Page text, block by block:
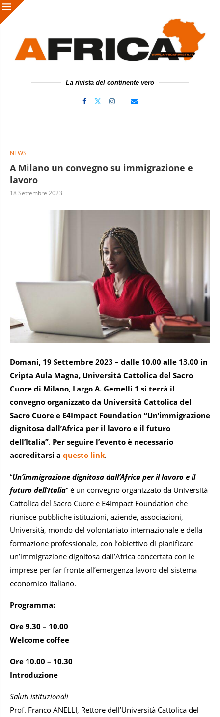
La rivista del continente vero
NEWS
A Milano un convegno su immigrazione e
lavoro
18 Settembre 2023
Domani, 19 Settembre 2023 – dalle 10.00 alle 13.00 in
Cripta Aula Magna, Università Cattolica del Sacro
Cuore di Milano, Largo A. Gemelli 1 si terrà il
convegno organizzato da Università Cattolica del
Sacro Cuore e E4Impact Foundation “Un’immigrazione
dignitosa dall’Africa per il lavoro e il futuro
dell’Italia”. Per seguire l’evento è necessario
accreditarsi a questo link.
“Un’immigrazione dignitosa dall’Africa per il lavoro e il
futuro dell’Italia” è un convegno organizzato da Università
Cattolica del Sacro Cuore e E4Impact Foundation che
riunisce pubbliche istituzioni, aziende, associazioni,
Università, mondo del volontariato internazionale e della
formazione professionale, con l’obiettivo di pianificare
un’immigrazione dignitosa dall’Africa concertata con le
imprese per far fronte all’emergenza lavoro del sistema
economico italiano.
Programma:
Ore 9.30 – 10.00
Welcome coffee
Ore 10.00 – 10.30
Introduzione
Saluti istituzionali
Prof. Franco ANELLI, Rettore dell’Università Cattolica del